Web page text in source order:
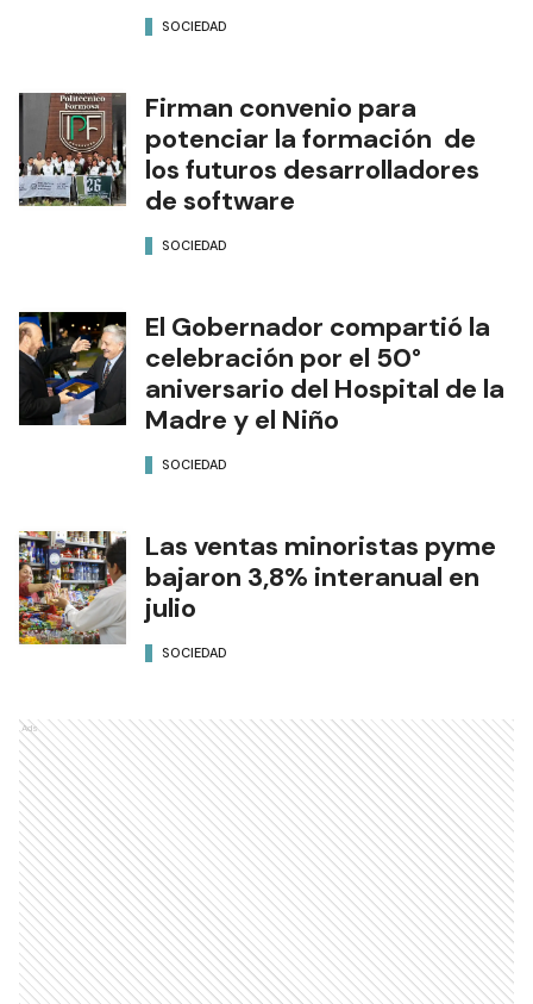
SOCIEDAD
Firman convenio para
potenciar la formación de
los futuros desarrolladores
de software
SOCIEDAD
El Gobernador compartió la
celebración por el 50°
aniversario del Hospital de la
Madre y el Niño
SOCIEDAD
Las ventas minoristas pyme
bajaron 3,8% interanual en
julio
SOCIEDAD
Ads